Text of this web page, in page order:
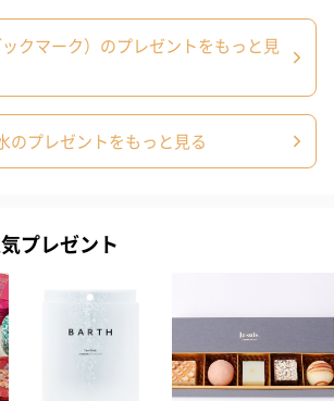
テディベア（バニラ）
（1,760円）
テディベア（
ル）（1,760
スイーツ
クマーク）のプレゼントをもっと見
のプレゼントをもっと見る
プレゼント